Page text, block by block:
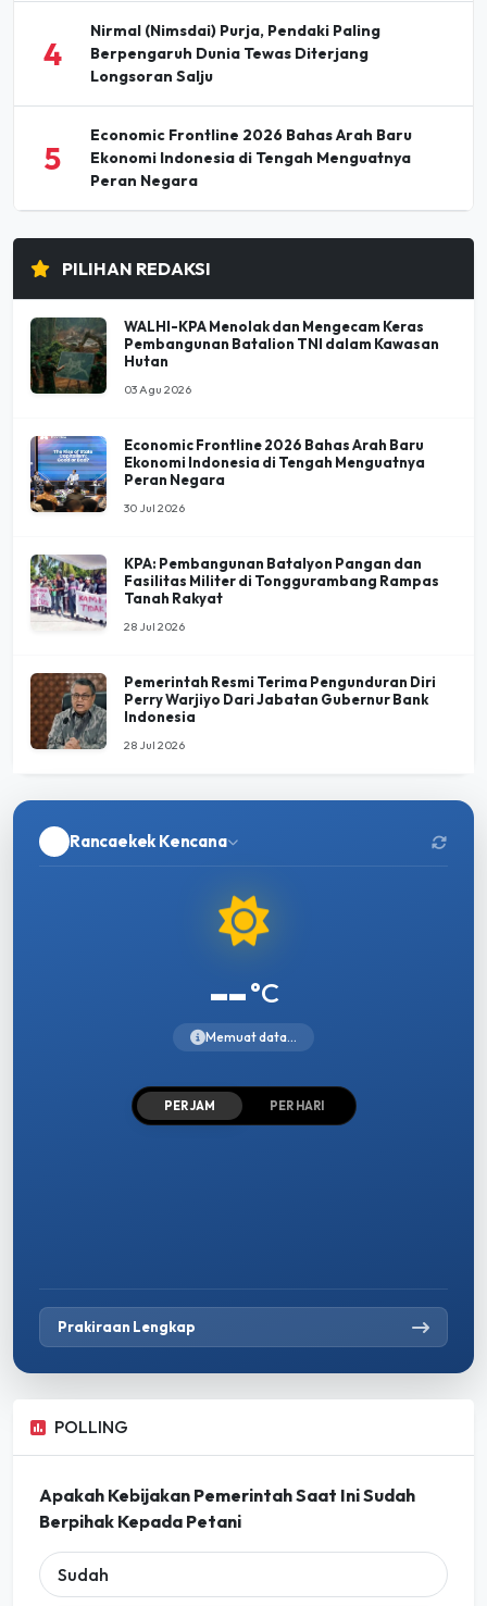
4
Nirmal (Nimsdai) Purja, Pendaki Paling
Berpengaruh Dunia Tewas Diterjang
Longsoran Salju
5
Economic Frontline 2026 Bahas Arah Baru
Ekonomi Indonesia di Tengah Menguatnya
Peran Negara
PILIHAN REDAKSI
WALHI-KPA Menolak dan Mengecam Keras
Pembangunan Batalion TNI dalam Kawasan
Hutan
03 Agu 2026
Economic Frontline 2026 Bahas Arah Baru
Ekonomi Indonesia di Tengah Menguatnya
Peran Negara
30 Jul 2026
KPA: Pembangunan Batalyon Pangan dan
Fasilitas Militer di Tonggurambang Rampas
Tanah Rakyat
28 Jul 2026
Pemerintah Resmi Terima Pengunduran Diri
Perry Warjiyo Dari Jabatan Gubernur Bank
Indonesia
28 Jul 2026
Rancaekek Kencana
--°C
Memuat data...
PER JAM PER HARI
Prakiraan Lengkap
POLLING
Apakah Kebijakan Pemerintah Saat Ini Sudah
Berpihak Kepada Petani
Sudah